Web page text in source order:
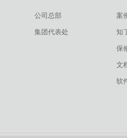
公司总部
集团代表处
案
知
保
文
软